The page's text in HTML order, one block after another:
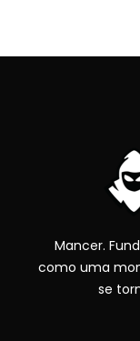
Mancer.
como uma
se